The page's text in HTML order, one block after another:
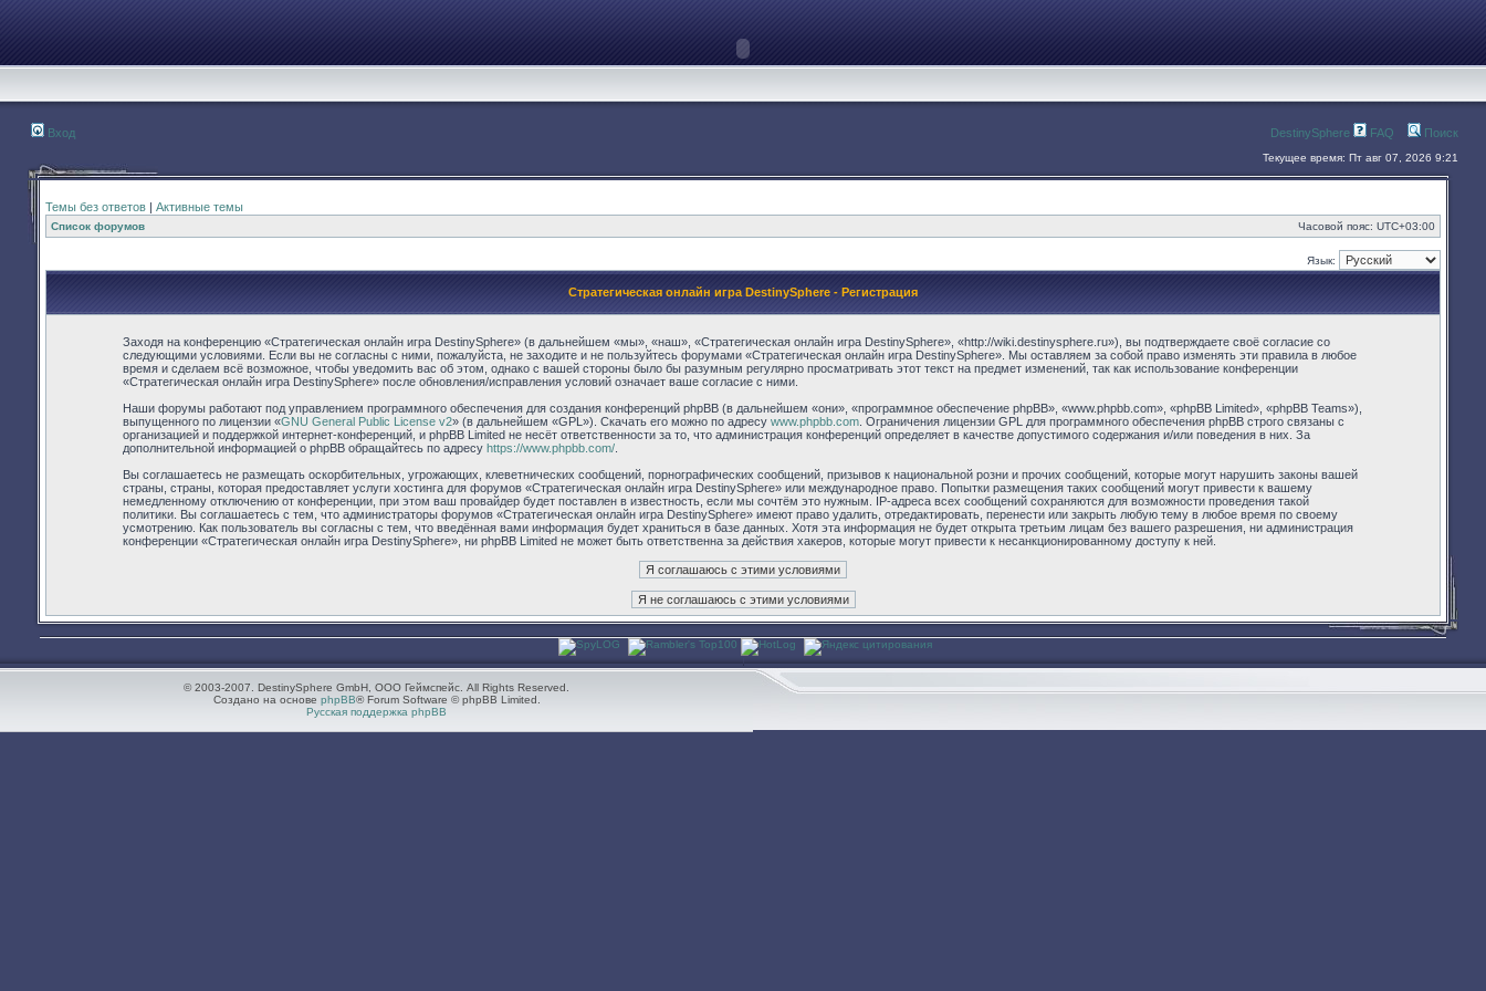
Вход DestinySphere FAQ Поиск
Текущее время: Пт авг 07, 2026 9:21
Темы без ответов | Активные темы
Список форумов Часовой пояс: UTC+03:00
Язык:
Стратегическая онлайн игра DestinySphere - Регистрация
Заходя на конференцию «Стратегическая онлайн игра DestinySphere» (в дальнейшем «мы», «наш», «Стратегическая онлайн игра DestinySphere», «http://wiki.destinysphere.ru»), вы подтверждаете своё согласие со
следующими условиями. Если вы не согласны с ними, пожалуйста, не заходите и не пользуйтесь форумами «Стратегическая онлайн игра DestinySphere». Мы оставляем за собой право изменять эти правила в любое
время и сделаем всё возможное, чтобы уведомить вас об этом, однако с вашей стороны было бы разумным регулярно просматривать этот текст на предмет изменений, так как использование конференции
«Стратегическая онлайн игра DestinySphere» после обновления/исправления условий означает ваше согласие с ними.
Наши форумы работают под управлением программного обеспечения для создания конференций phpBB (в дальнейшем «они», «программное обеспечение phpBB», «www.phpbb.com», «phpBB Limited», «phpBB Teams»),
выпущенного по лицензии «GNU General Public License v2» (в дальнейшем «GPL»). Скачать его можно по адресу www.phpbb.com . Ограничения лицензии GPL для программного обеспечения phpBB строго связаны с
организацией и поддержкой интернет-конференций, и phpBB Limited не несёт ответственности за то, что администрация конференций определяет в качестве допустимого содержания и/или поведения в них. За
дополнительной информацией о phpBB обращайтесь по адресу https://www.phpbb.com/
Вы соглашаетесь не размещать оскорбительных, угрожающих, клеветнических сообщений, порнографических сообщений, призывов к национальной розни и прочих сообщений, которые могут нарушить законы вашей
страны, страны, которая предоставляет услуги хостинга для форумов «Стратегическая онлайн игра DestinySphere» или международное право. Попытки размещения таких сообщений могут привести к вашему
немедленному отключению от конференции, при этом ваш провайдер будет поставлен в известность, если мы сочтём это нужным. IP-адреса всех сообщений сохраняются для возможности проведения такой
политики. Вы соглашаетесь с тем, что администраторы форумов «Стратегическая онлайн игра DestinySphere» имеют право удалить, отредактировать, перенести или закрыть любую тему в любое время по своему
усмотрению. Как пользователь вы согласны с тем, что введённая вами информация будет храниться в базе данных. Хотя эта информация не будет открыта третьим лицам без вашего разрешения, ни администрация
конференции «Стратегическая онлайн игра DestinySphere», ни phpBB Limited не может быть ответственна за действия хакеров, которые могут привести к несанкционированному доступу к ней.
© 2003-2007. DestinySphere GmbH, ООО Геймспейс. All Rights Reserved.
Создано на основе phpBB® Forum Software © phpBB Limited.
Русская поддержка phpBB